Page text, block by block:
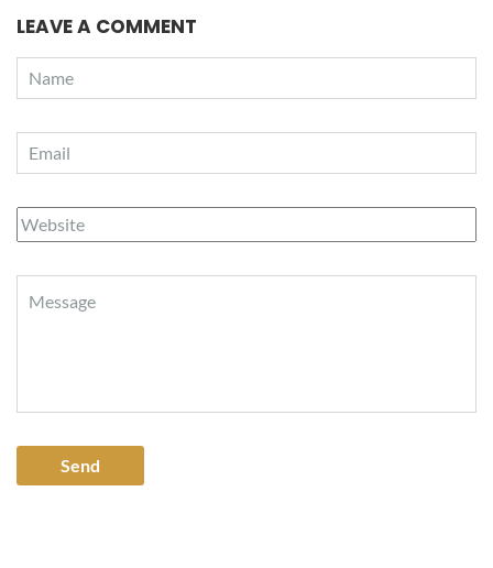
LEAVE A COMMENT